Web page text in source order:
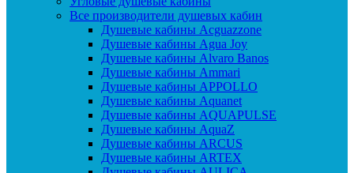
Все производители душевых кабин
Душевые кабины Acguazzone
Душевые кабины Agua Joy
Душевые кабины Alvaro Banos
Душевые кабины Ammari
Душевые кабины APPOLLO
Душевые кабины Aquanet
Душевые кабины AQUAPULSE
Душевые кабины AquaZ
Душевые кабины ARCUS
Душевые кабины ARTEX